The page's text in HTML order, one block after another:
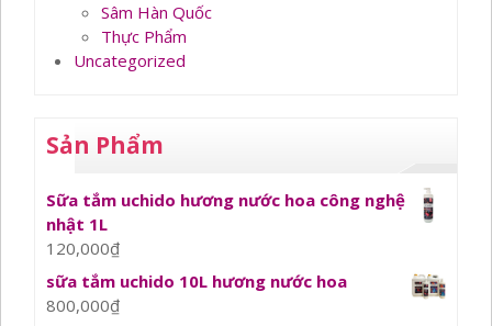
Sâm Hàn Quốc
Thực Phẩm
Uncategorized
Sản Phẩm
Sữa tắm uchido hương nước hoa công nghệ
nhật 1L
120,000₫
sữa tắm uchido 10L hương nước hoa
800,000₫